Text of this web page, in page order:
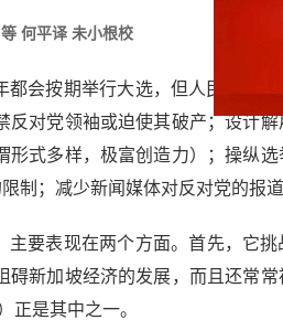
何平译 未小根校
会按期举行大选，但人民行动党
对党领袖或迫使其破产；设计
式多样，极富创造力）；操纵选
制；减少新闻媒体对反对党的报道
要表现在两个方面。首先，它
新加坡经济的发展，而且还常
正是其中之一。